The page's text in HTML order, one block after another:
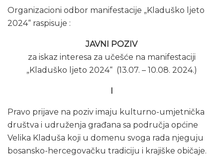
Organizacioni odbor manifestacije „Kladuško ljeto
2024“ raspisuje :
JAVNI POZIV
za iskaz interesa za učešće na manifestaciji
„Kladuško ljeto 2024“ (13.07. – 10.08. 2024.)
I
Pravo prijave na poziv imaju kulturno-umjetnička
društva i udruženja građana sa područja općine
Velika Kladuša koji u domenu svoga rada njeguju
bosansko-hercegovačku tradiciju i krajiške običaje.